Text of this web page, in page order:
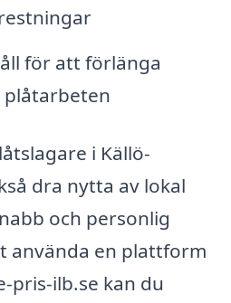
för att förlänga
plåtarbeten
i Källö-
dra nytta av lokal
och personlig
använda en plattform
pris-ilb.se kan du